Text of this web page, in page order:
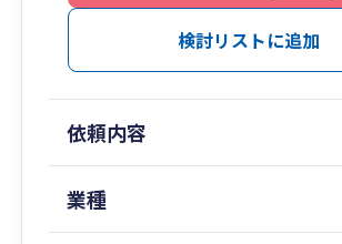
検討リストに追加
依頼内容
業種